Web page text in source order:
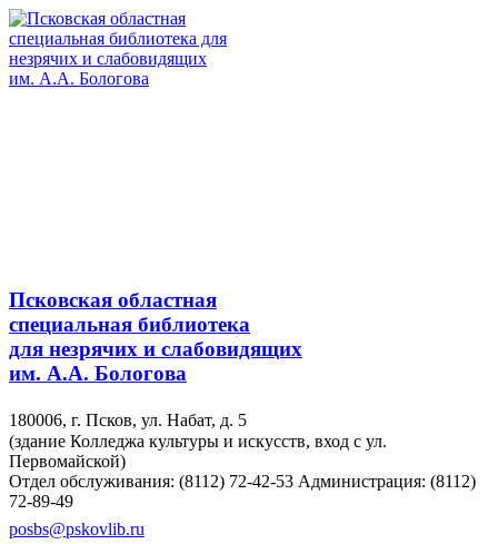
Псковская областная
специальная библиотека
для незрячих и слабовидящих
им. А.А. Бологова
180006, г. Псков, ул. Набат, д. 5
(здание Колледжа культуры и искусств, вход с ул.
Первомайской)
Отдел обслуживания: (8112) 72-42-53 Администрация: (8112)
72-89-49
posbs@pskovlib.ru